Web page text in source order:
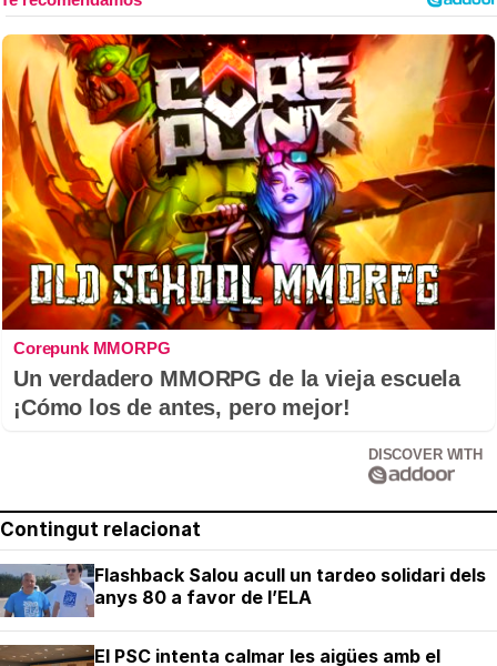
Corepunk MMORPG
Un verdadero MMORPG de la vieja escuela
¡Cómo los de antes, pero mejor!
DISCOVER WITH
Contingut relacionat
Flashback Salou acull un tardeo solidari dels
anys 80 a favor de l’ELA
El PSC intenta calmar les aigües amb el